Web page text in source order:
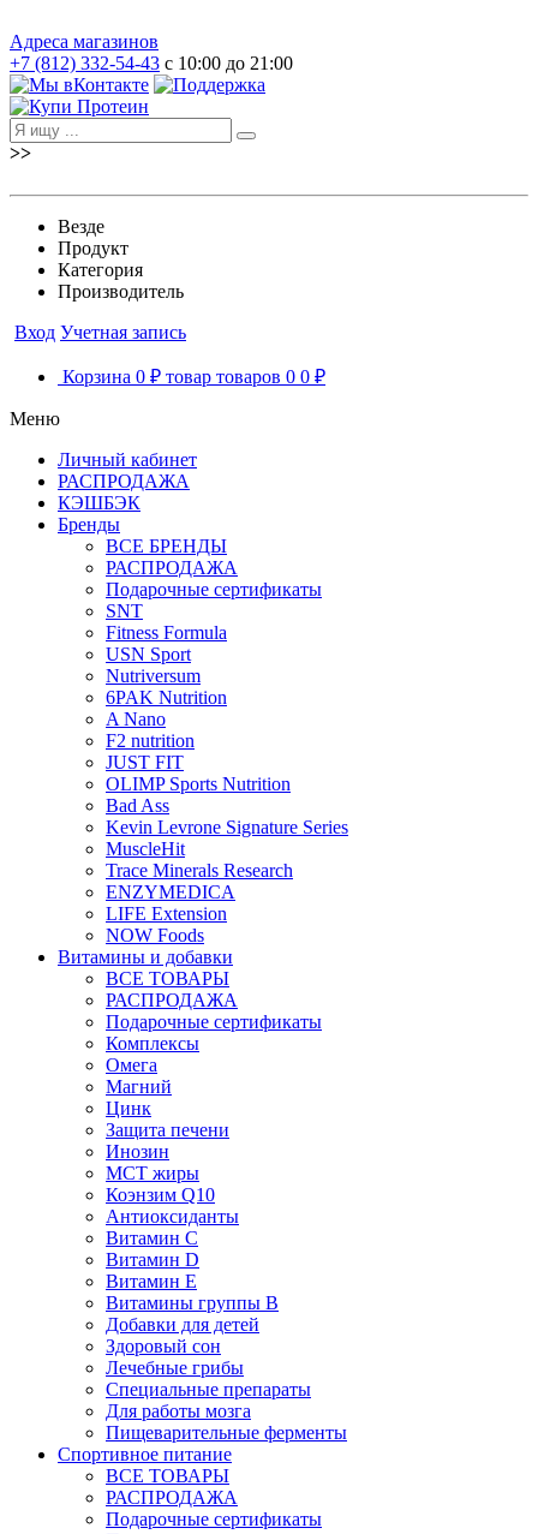
Адреса магазинов
+7 (812) 332-54-43 с 10:00 до 21:00
>>
Везде
Продукт
Категория
Производитель
Вход Учетная запись
Корзина 0 ₽ товар товаров 0 0 ₽
Меню
Личный кабинет
РАСПРОДАЖА
КЭШБЭК
Бренды
ВСЕ БРЕНДЫ
РАСПРОДАЖА
Подарочные сертификаты
SNT
Fitness Formula
USN Sport
Nutriversum
6PAK Nutrition
A Nano
F2 nutrition
JUST FIT
OLIMP Sports Nutrition
Bad Ass
Kevin Levrone Signature Series
MuscleHit
Trace Minerals Research
ENZYMEDICA
LIFE Extension
NOW Foods
Витамины и добавки
ВСЕ ТОВАРЫ
РАСПРОДАЖА
Подарочные сертификаты
Комплексы
Омега
Магний
Цинк
Защита печени
Инозин
МСТ жиры
Коэнзим Q10
Антиоксиданты
Витамин С
Витамин D
Витамин Е
Витамины группы B
Добавки для детей
Здоровый сон
Лечебные грибы
Специальные препараты
Для работы мозга
Пищеварительные ферменты
Спортивное питание
ВСЕ ТОВАРЫ
РАСПРОДАЖА
Подарочные сертификаты